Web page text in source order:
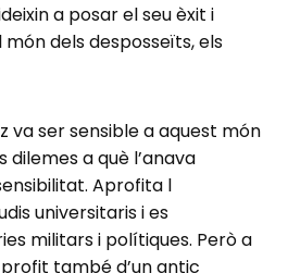
a posar el seu èxit i
dels desposseïts, els
va ser sensible a aquest món
a què l’anava
Aprofita l
universitaris i es
militars i polítiques. Però a
també d’un antic